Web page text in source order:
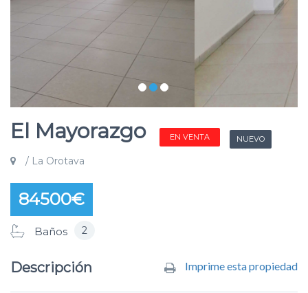
El Mayorazgo EN VENTA NUEVO
/ La Orotava
84500€
Baños 2
Descripción Imprime esta propiedad